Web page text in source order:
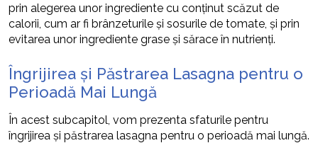
prin alegerea unor ingrediente cu conținut scăzut de
calorii, cum ar fi brânzeturile și sosurile de tomate, și prin
evitarea unor ingrediente grase și sărace în nutrienți.
Îngrijirea și Păstrarea Lasagna pentru o
Perioadă Mai Lungă
În acest subcapitol, vom prezenta sfaturile pentru
îngrijirea și păstrarea lasagna pentru o perioadă mai lungă.